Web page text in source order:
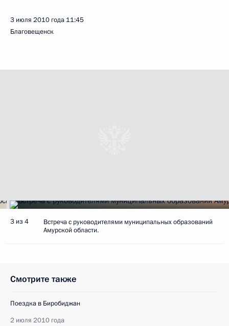
3 июля 2010 года 11:45
Благовещенск
3 из 4
Встреча с руководителями муниципальных образований
Амурской области.
Смотрите также
Поездка в Биробиджан
2 июля 2010 года